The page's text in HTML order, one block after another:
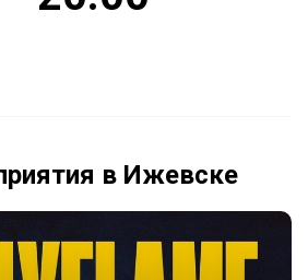
в Ижевске